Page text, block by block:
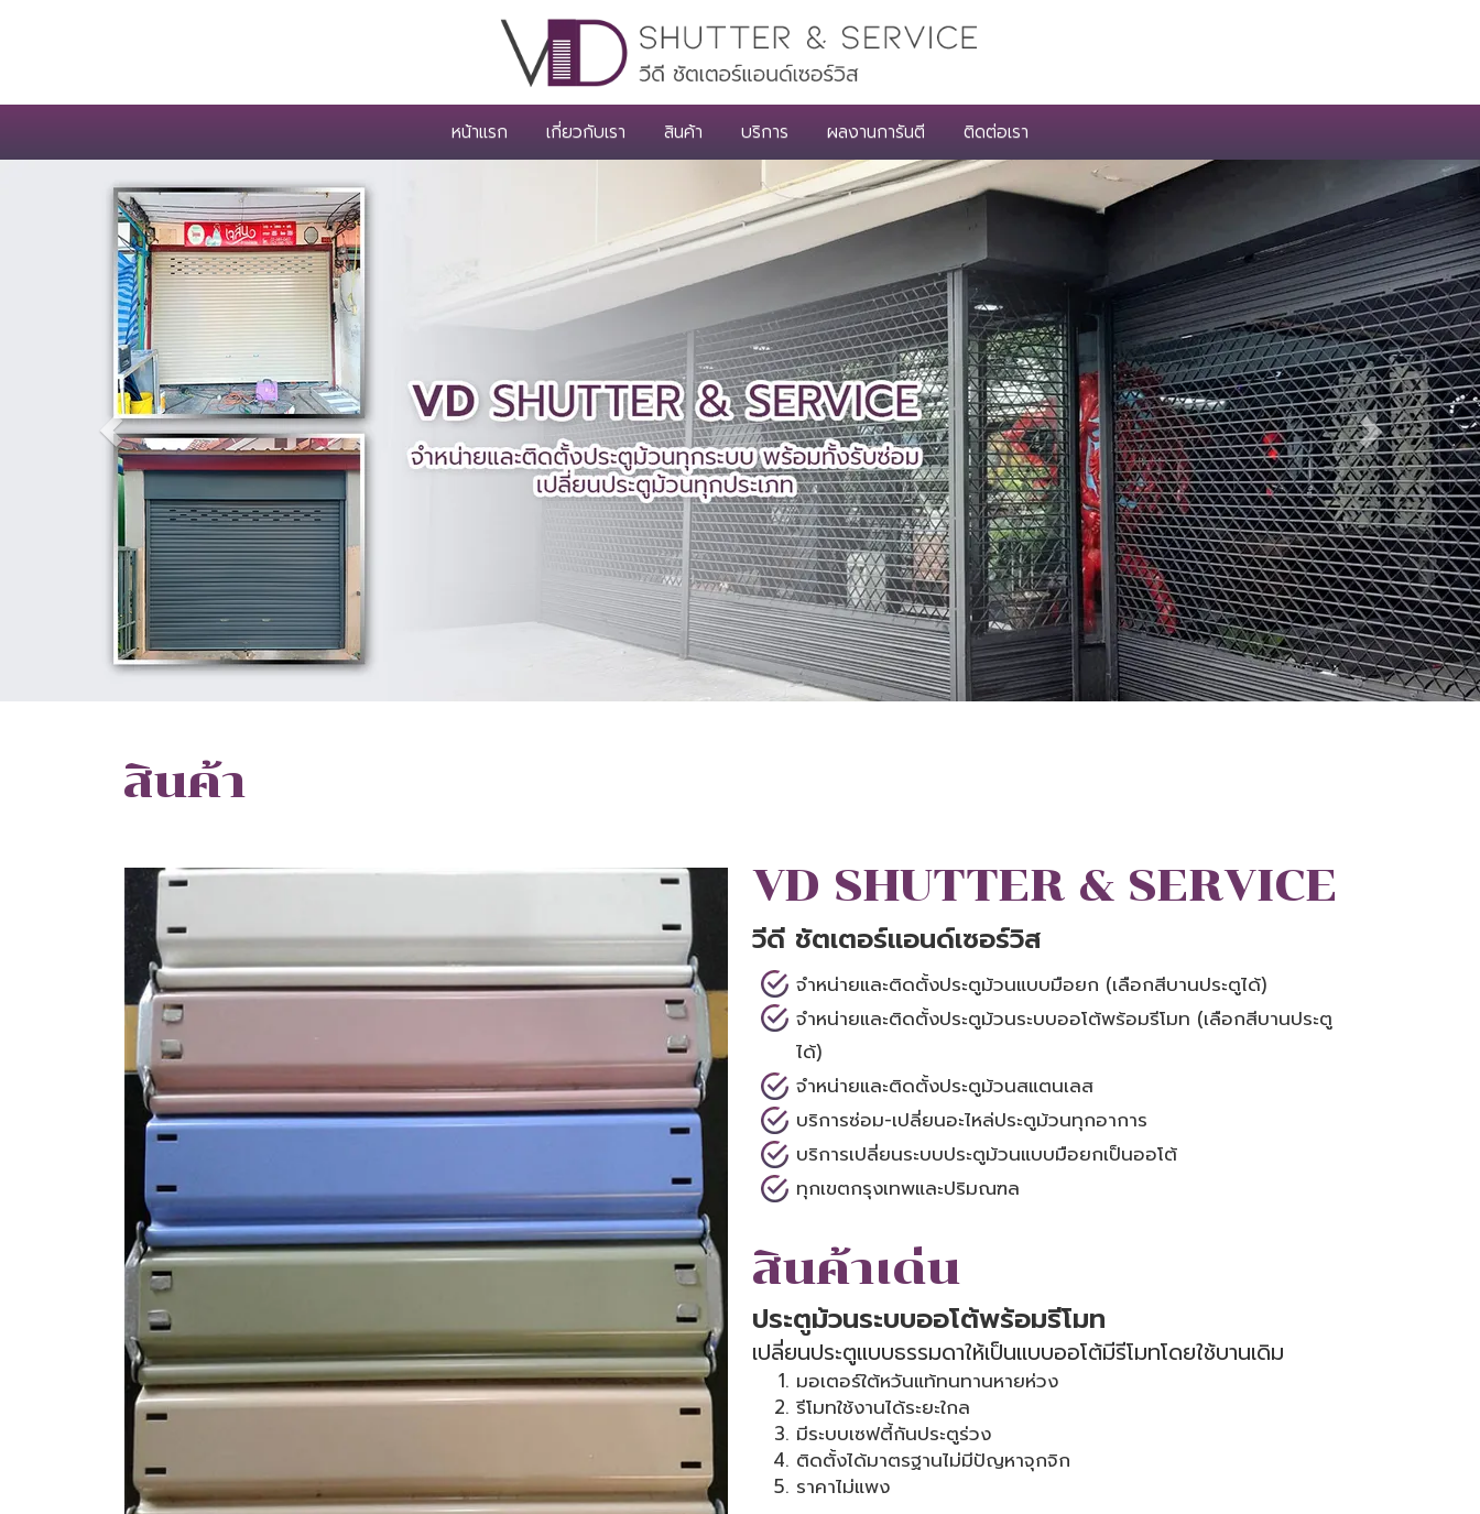
หน้าแรก เกี่ยวกับเรา สินค้า บริการ ผลงานการันตี ติดต่อเรา
สินค้า
VD SHUTTER & SERVICE
วีดี ชัตเตอร์แอนด์เซอร์วิส
จำหน่ายและติดตั้งประตูม้วนแบบมือยก (เลือกสีบานประตูได้)
จำหน่ายและติดตั้งประตูม้วนระบบออโต้พร้อมรีโมท (เลือกสีบานประตู
ได้)
จำหน่ายและติดตั้งประตูม้วนสแตนเลส
บริการซ่อม-เปลี่ยนอะไหล่ประตูม้วนทุกอาการ
บริการเปลี่ยนระบบประตูม้วนแบบมือยกเป็นออโต้
ทุกเขตกรุงเทพและปริมณฑล
สินค้าเด่น
ประตูม้วนระบบออโต้พร้อมรีโมท
เปลี่ยนประตูแบบธรรมดาให้เป็นแบบออโต้มีรีโมทโดยใช้บานเดิม
มอเตอร์ใต้หวันแท้ทนทานหายห่วง
รีโมทใช้งานได้ระยะใกล
มีระบบเซฟตี้กันประตูร่วง
ติดตั้งได้มาตรฐานไม่มีปัญหาจุกจิก
ราคาไม่แพง